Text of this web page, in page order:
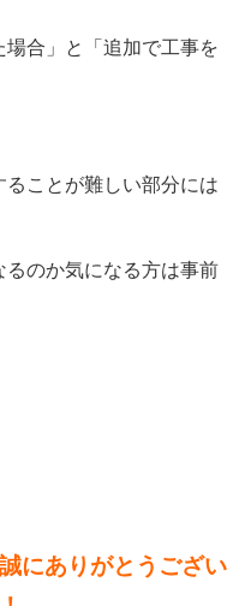
合」と「追加で工事を
ことが難しい部分には
るのか気になる方は事前
にありがとうござい